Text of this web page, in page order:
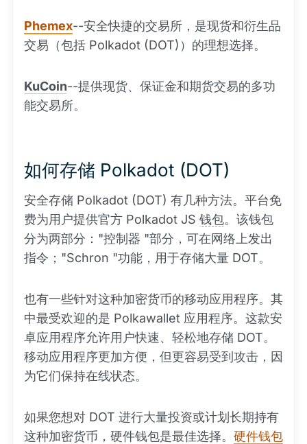
Phemex--安全快捷的交易所，是现货和衍生品
交易（包括 Polkadot (DOT)）的理想选择。
KuCoin--提供现货、保证金和期货交易的多功
能交易所。
如何存储 Polkadot (DOT)
安全存储 Polkadot (DOT) 有几种方法。平台免
费为用户提供官方 Polkadot JS 钱包。该钱包
分为两部分："控制器 "部分，可在网络上发出
指令；"Schron "功能，用于存储大量 DOT。
也有一些针对这种加密货币的移动应用程序。其
中最受欢迎的是 Polkawallet 应用程序。这款安
卓应用程序允许用户快速、轻松地存储 DOT。
移动应用程序更加方便，但更容易受到攻击，因
为它们保持在线状态。
如果您想对 DOT 进行大量投资或计划长期持有
这种加密货币，硬件钱包是最佳选择。 硬件钱包